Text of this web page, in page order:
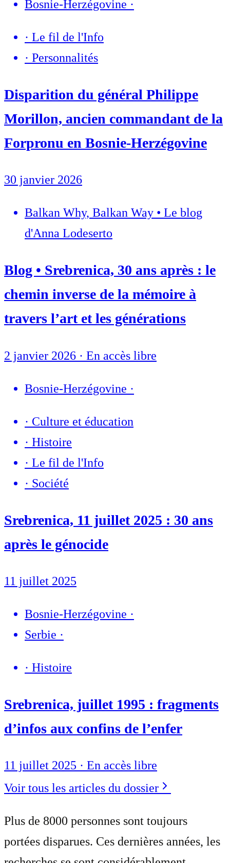
Bosnie-Herzégovine ·
· Le fil de l'Info
· Personnalités
Disparition du général Philippe
Morillon, ancien commandant de la
Forpronu en Bosnie-Herzégovine
30 janvier 2026
Balkan Why, Balkan Way • Le blog
d'Anna Lodeserto
Blog • Srebrenica, 30 ans après : le
chemin inverse de la mémoire à
travers l’art et les générations
2 janvier 2026 · En accès libre
Bosnie-Herzégovine ·
· Culture et éducation
· Histoire
· Le fil de l'Info
· Société
Srebrenica, 11 juillet 2025 : 30 ans
après le génocide
11 juillet 2025
Bosnie-Herzégovine ·
Serbie ·
· Histoire
Srebrenica, juillet 1995 : fragments
d’infos aux confins de l’enfer
11 juillet 2025 · En accès libre
Voir tous les articles du dossier
Plus de 8000 personnes sont toujours
portées disparues. Ces dernières années, les